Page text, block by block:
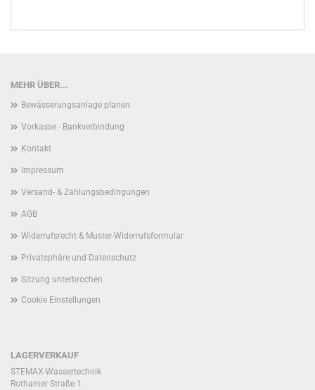
MEHR ÜBER...
Bewässerungsanlage planen
Vorkasse - Bankverbindung
Kontakt
Impressum
Versand- & Zahlungsbedingungen
AGB
Widerrufsrecht & Muster-Widerrufsformular
Privatsphäre und Datenschutz
Sitzung unterbrochen
Cookie Einstellungen
LAGERVERKAUF
STEMAX-Wassertechnik
Rothamer Straße 1